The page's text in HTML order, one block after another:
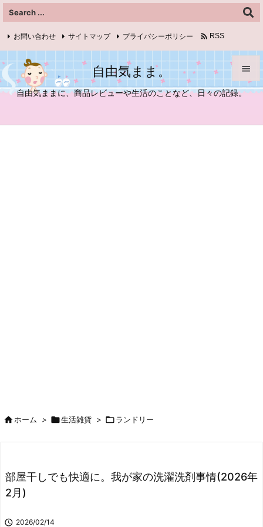
自由気まま。
自由気ままに、商品レビューや生活のことなど、日々の記録。



お問い合わせ サイトマップ プライバシーポリシー  RSS
Feedly
ホーム > 生活雑貨 > ランドリー
部屋干しでも快適に。我が家の洗濯洗剤事情(2026年
2月)
 2026/02/14